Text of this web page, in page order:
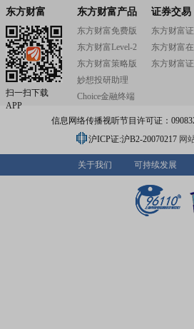
东方财富
扫一扫下载
APP
东方财富产品
东方财富免费版
东方财富Level-2
东方财富策略版
妙想投研助理
Choice金融终端
证券交易
东方财富
东方财富
东方财富
信息网络传播视听节目许可证：
沪ICP证:沪B2-20070217 网
关于我们 可持续发展